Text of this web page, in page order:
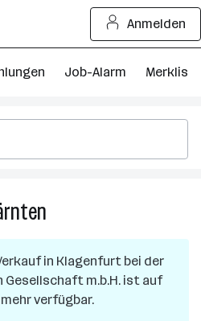
Anmelden
Job-Alarm Merkliste
in
Kärnten
in Klagenfurt bei der
Gesellschaft m.b.H. ist auf
verfügbar.